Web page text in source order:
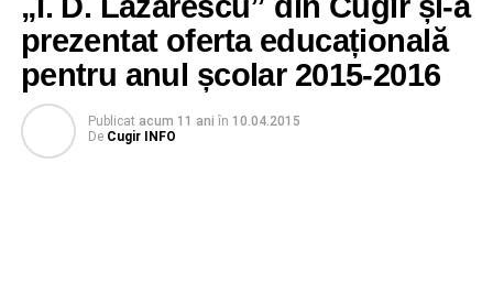
prezentat oferta educațională
pentru anul școlar 2015-2016
Publicat acum 11 ani în 10.04.2015
De Cugir INFO